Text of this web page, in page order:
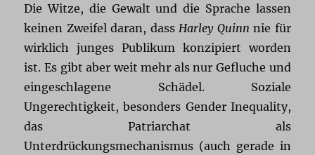
Die Witze, die Gewalt und die Sprache lassen
keinen Zweifel daran, dass Harley Quinn nie für
wirklich junges Publikum konzipiert worden
ist. Es gibt aber weit mehr als nur Gefluche und
eingeschlagene Schädel. Soziale
Ungerechtigkeit, besonders Gender Inequality,
das Patriarchat als
Unterdrückungsmechanismus (auch gerade in